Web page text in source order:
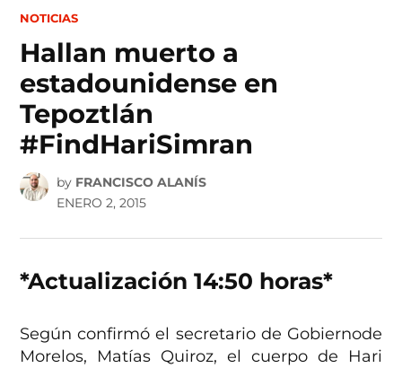
POSTED
NOTICIAS
Hallan muerto a
estadounidense en
Tepoztlán
#FindHariSimran
by FRANCISCO ALANÍS
ENERO 2, 2015
*Actualización 14:50 horas*
Según confirmó el secretario de Gobiernode
Morelos, Matías Quiroz, el cuerpo de Hari